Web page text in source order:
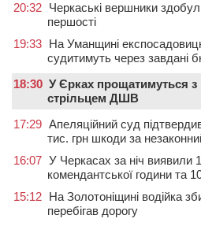
20:32 Черкаські вершники
першості
19:33 На Уманщині
судитимуть через завдані
18:30 У Єрках прощатимуться
стрільцем ДШВ
17:29 Апеляційний суд
тис. грн шкоди за
16:07 У Черкасах за ніч виявили
комендантської години та
15:12 На Золотоніщині водійка
перебігав дорогу